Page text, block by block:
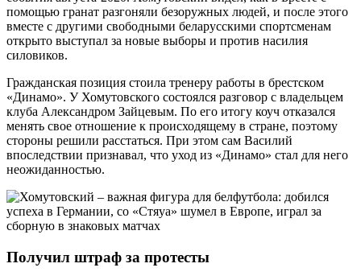
помощью гранат разгоняли безоружных людей, и после этого
вместе с другими свободными беларусскими спортсменам
открыто выступал за новые выборы и против насилия
силовиков.
Гражданская позиция стоила тренеру работы в брестском
«Динамо». У Хомутовского состоялся разговор с владельцем
клуба Александром Зайцевым. По его итогу коуч отказался
менять свое отношение к происходящему в стране, поэтому
стороны решили расстаться. При этом сам Василий
впоследствии признавал, что уход из «Динамо» стал для него
неожиданностью.
Получил штраф за протесты